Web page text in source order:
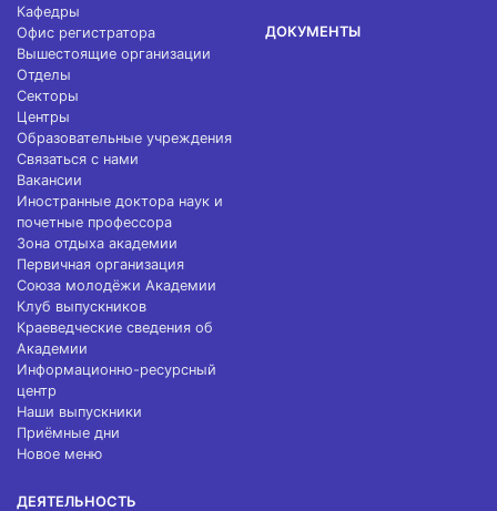
Кафедры
Офис регистратора
Вышестоящие организации
Отделы
Секторы
Центры
Образовательные учреждения
Связаться с нами
Вакансии
Иностранные доктора наук и
почетные профессора
Зона отдыха академии
Первичная организация
Союза молодёжи Академии
Клуб выпускников
Краеведческие сведения об
Академии
Информационно-ресурсный
центр
Наши выпускники
Приёмные дни
Новое меню
ДЕЯТЕЛЬНОСТЬ
ДОКУМЕНТЫ